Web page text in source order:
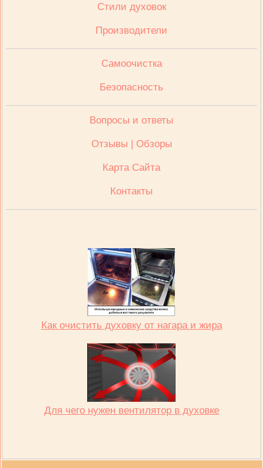
Стили духовок
Производители
Cамоочистка
Безопасность
Вопросы и ответы
Отзывы | Обзоры
Карта Сайта
Контакты
Как очистить духовку от нагара и жира
Для чего нужен вентилятор в духовке